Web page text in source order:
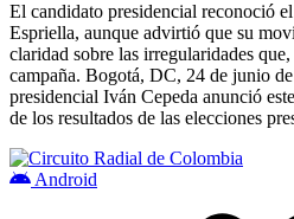
El candidato presidencial reconoció
Espriella, aunque advirtió que su
claridad sobre las irregularidades
campaña. Bogotá, DC, 24 de junio
presidencial Iván Cepeda anunció
de los resultados de las elecciones
Android